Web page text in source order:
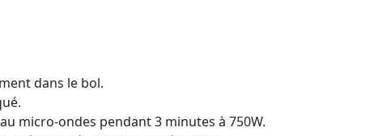
dans le bol.
micro-ondes pendant 3 minutes à 750W.